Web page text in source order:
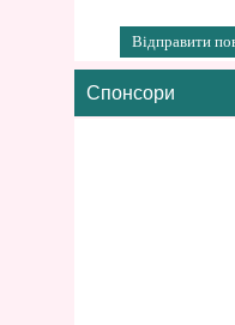
Спонсори